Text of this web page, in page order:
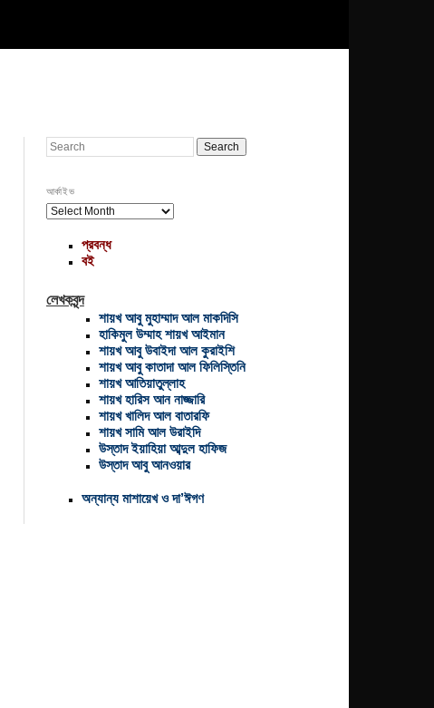
Search
আর্কাইভ
আর্কাইভ
প্রবন্ধ
বই
লেখকবৃন্দ
শায়খ আবু মুহাম্মাদ আল মাকদিসি
হাকিমুল উম্মাহ শায়খ আইমান
শায়খ আবু উবাইদা আল কুরাইশি
শায়খ আবু কাতাদা আল ফিলিস্তিনি
শায়খ আতিয়াতুল্লাহ
শায়খ হারিস আন নাজ্জারি
শায়খ খালিদ আল বাতারফি
শায়খ সামি আল উরাইদি
উস্তাদ ইয়াহিয়া আব্দুল হাফিজ
উস্তাদ আবু আনওয়ার
অন্যান্য মাশায়েখ ও দা’ঈগণ